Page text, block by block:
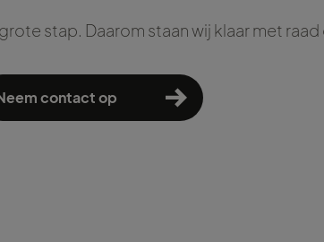
stap. Daarom staan wij klaar met raad
contact op